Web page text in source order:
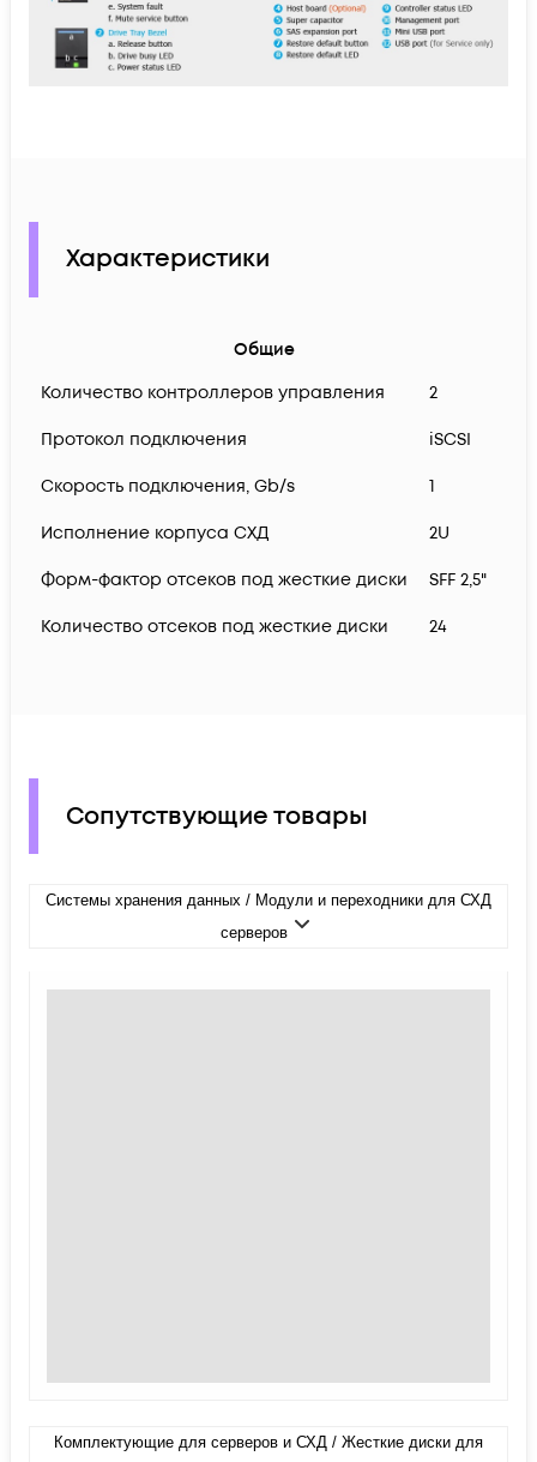
Характеристики
Общие
Количество контроллеров управления
2
Протокол подключения iSCSI
Скорость подключения, Gb/s 1
Исполнение корпуса СХД 2U
Форм-фактор отсеков под жесткие диски SFF 2,5"
Количество отсеков под жесткие диски 24
Сопутствующие товары
Системы хранения данных / Модули и переходники для СХД
серверов
Комплектующие для серверов и СХД / Жесткие диски для